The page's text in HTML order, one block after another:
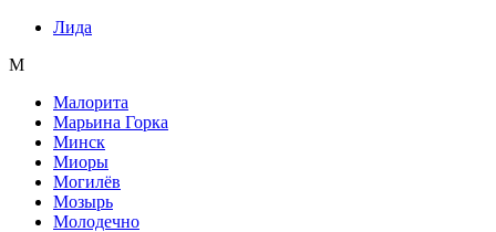
Лида
М
Малорита
Марьина Горка
Минск
Миоры
Могилёв
Мозырь
Молодечно